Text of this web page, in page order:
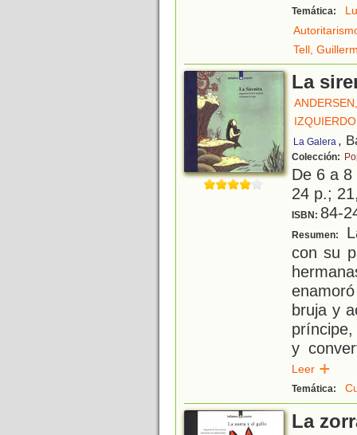
Temática:
Tell,
La
La Galera ,
Colección:
De 6 a
24 p.;
ISBN: 84-
Resumen:
con su
bruja y
y
Leer
Temática:
La